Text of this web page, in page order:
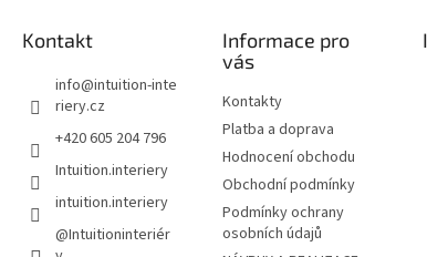
Kontakt
info@intuition-inte
riery.cz
+420 605 204 796
Intuition.interiery
intuition.interiery
@Intuitioninteriér
Informace pro
vás
Kontakty
Platba a doprava
Hodnocení obchodu
Obchodní podmínky
Podmínky ochrany
osobních údajů